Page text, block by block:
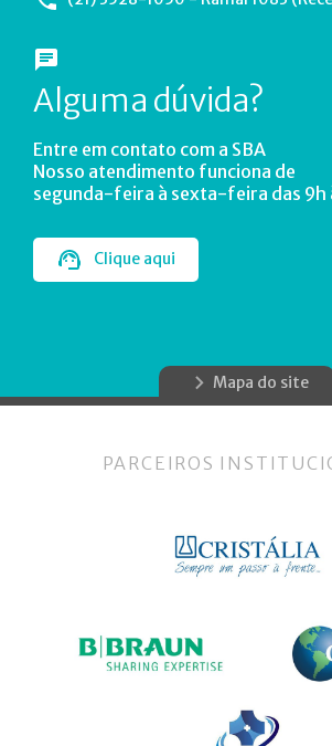
Alguma dúvida?
Entre em contato com a SBA
Nosso atendimento funciona de
segunda-feira à sexta-feira das 9h
Clique aqui
Mapa do site
PARCEIROS